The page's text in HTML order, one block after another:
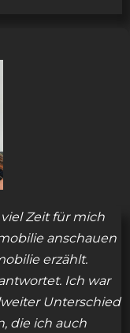
Zeit für mich
anschauen
erzählt.
Ich war
Unterschied
die ich auch